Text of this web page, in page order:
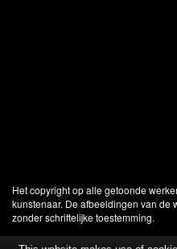
Het copyright op alle getoonde
kunstenaar. De afbeeldingen van de
zonder schriftelijke toestemming.